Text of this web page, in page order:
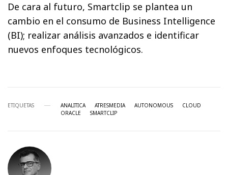
De cara al futuro, Smartclip se plantea un
cambio en el consumo de Business Intelligence
(BI); realizar análisis avanzados e identificar
nuevos enfoques tecnológicos.
ETIQUETAS ANALITICA ATRESMEDIA AUTONOMOUS
CLOUD
ORACLE
SMARTCLIP